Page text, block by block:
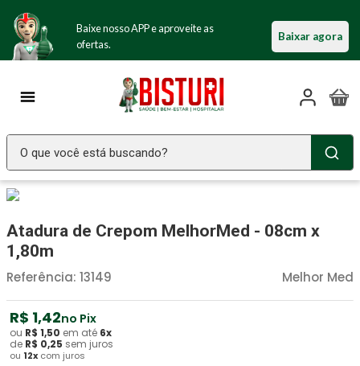
Baixe nosso APP e aproveite as
ofertas.
Baixar agora
O que você está buscando?
Atadura de Crepom MelhorMed - 08cm x
1,80m
Melhor Med
Referência: 13149
R$ 1,42no Pix
ou R$ 1,50 em até 6x
de R$ 0,25 sem juros
ou 12x com juros
2º Fralda Geriatrica
3º Luva Latex
4º Estetoscopio Littmann
5 º Littmann
6º Absorvente Geriatrico